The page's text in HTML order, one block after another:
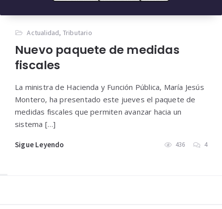
Actualidad, Tributario
Nuevo paquete de medidas
fiscales
La ministra de Hacienda y Función Pública, María Jesús
Montero, ha presentado este jueves el paquete de
medidas fiscales que permiten avanzar hacia un
sistema […]
Sigue Leyendo 436 4